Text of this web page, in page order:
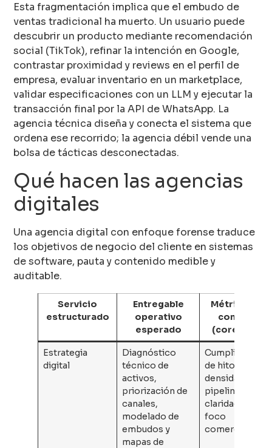
Esta fragmentación implica que el embudo de
ventas tradicional ha muerto. Un usuario puede
descubrir un producto mediante recomendación
social (TikTok), refinar la intención en Google,
contrastar proximidad y reviews en el perfil de
empresa, evaluar inventario en un marketplace,
validar especificaciones con un LLM y ejecutar la
transacción final por la API de WhatsApp. La
agencia técnica diseña y conecta el sistema que
ordena ese recorrido; la agencia débil vende una
bolsa de tácticas desconectadas.
Qué hacen las agencias
digitales
Una agencia digital con enfoque forense traduce
los objetivos de negocio del cliente en sistemas
de software, pauta y contenido medible y
auditable.
Servicio
estructurado
Entregable
operativo
esperado
Métrica de
control
(core KPI)
Estrategia
digital
Diagnóstico
técnico de
activos,
priorización de
canales,
modelado de
embudos y
mapas de
Cumplimiento
de hitos,
densidad del
pipeline y
claridad de
foco
comercial.